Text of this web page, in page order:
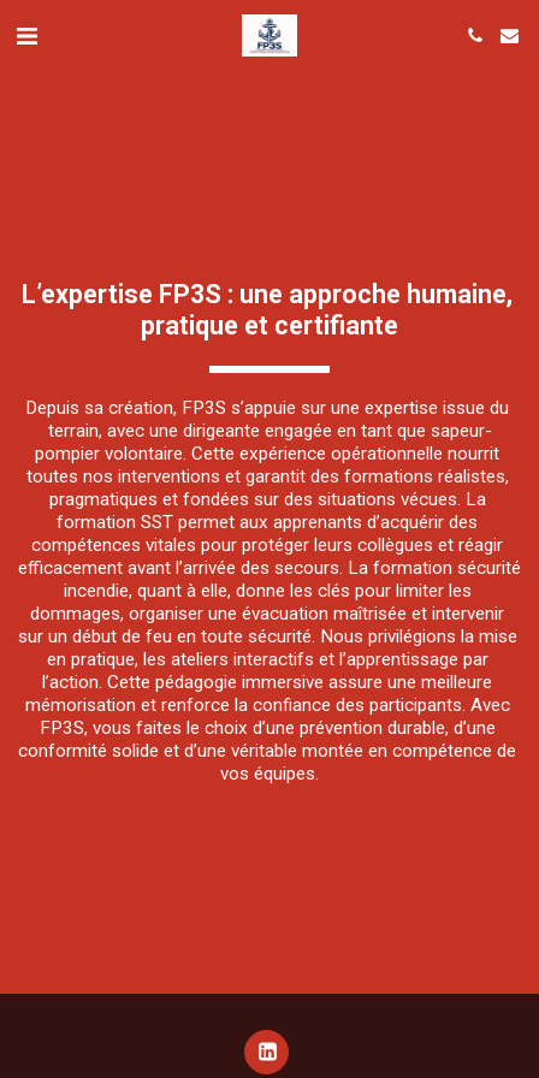
L’expertise FP3S : une approche humaine,
pratique et certifiante
Depuis sa création, FP3S s’appuie sur une expertise issue du
terrain, avec une dirigeante engagée en tant que sapeur-
pompier volontaire. Cette expérience opérationnelle nourrit
toutes nos interventions et garantit des formations réalistes,
pragmatiques et fondées sur des situations vécues. La
formation SST permet aux apprenants d’acquérir des
compétences vitales pour protéger leurs collègues et réagir
efficacement avant l’arrivée des secours. La formation sécurité
incendie, quant à elle, donne les clés pour limiter les
dommages, organiser une évacuation maîtrisée et intervenir
sur un début de feu en toute sécurité. Nous privilégions la mise
en pratique, les ateliers interactifs et l’apprentissage par
l’action. Cette pédagogie immersive assure une meilleure
mémorisation et renforce la confiance des participants. Avec
FP3S, vous faites le choix d’une prévention durable, d’une
conformité solide et d’une véritable montée en compétence de
vos équipes.